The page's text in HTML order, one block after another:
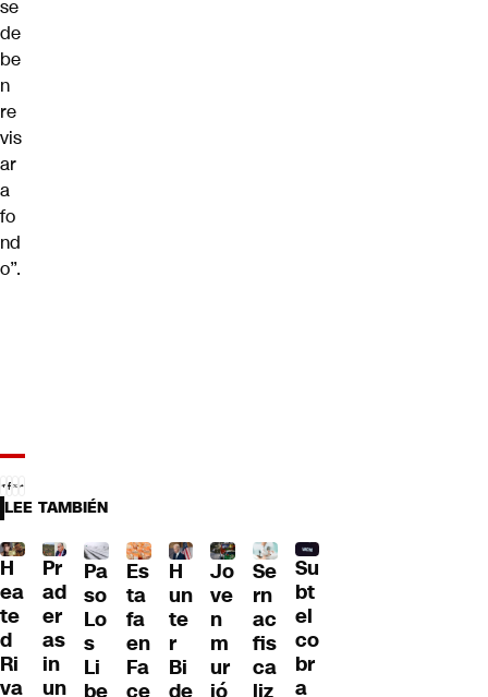
se
de
be
n
re
vis
ar
a
fo
nd
o”.
LEE TAMBIÉN
H
ea
te
d
Ri
va
Pr
ad
er
as
in
un
Pa
so
Lo
s
Li
be
Es
ta
fa
en
Fa
ce
H
un
te
r
Bi
de
Jo
ve
n
m
ur
ió
Se
rn
ac
fis
ca
liz
Su
bt
el
co
br
a